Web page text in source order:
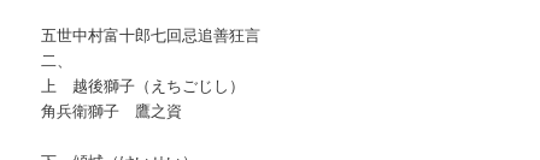
五世中村富十郎七回忌追善狂言
二、
上 越後獅子（えちごじし）
角兵衛獅子 鷹之資